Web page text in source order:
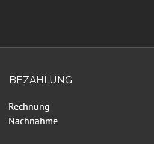
BEZAHLUNG